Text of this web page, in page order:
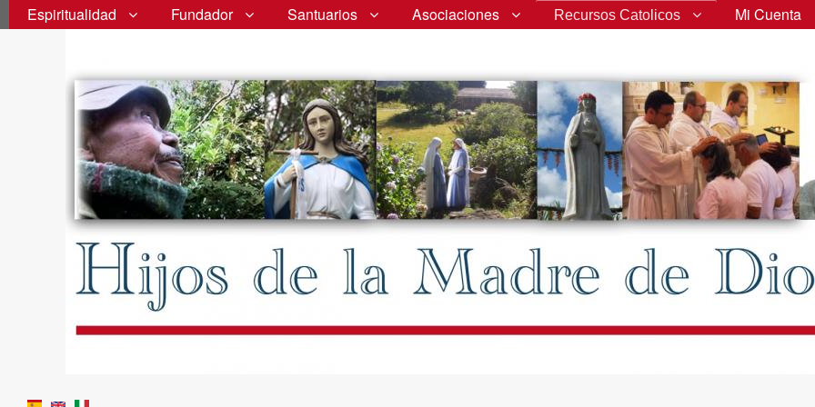
Espiritualidad Fundador Santuarios Asociaciones Recursos Catolicos Mi Cuenta